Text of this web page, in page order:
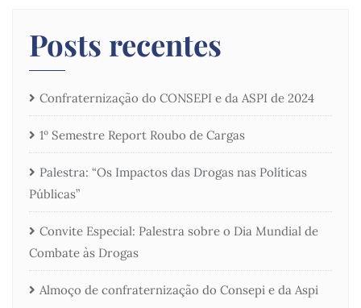
Posts recentes
Confraternização do CONSEPI e da ASPI de 2024
1º Semestre Report Roubo de Cargas
Palestra: “Os Impactos das Drogas nas Políticas
Públicas”
Convite Especial: Palestra sobre o Dia Mundial de
Combate às Drogas
Almoço de confraternização do Consepi e da Aspi